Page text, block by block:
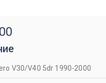
V30/V40 5dr 1990-2000